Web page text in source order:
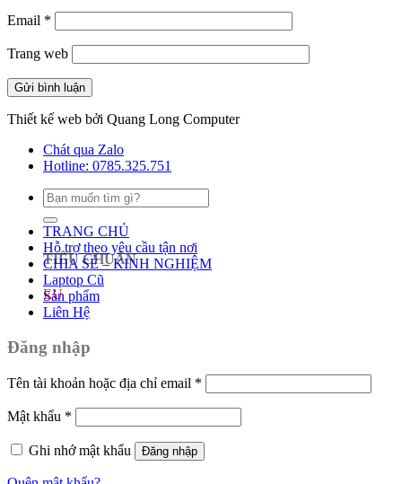
TIÊU CHUẨN
EU
Email *
Trang web
Thiết kế web bởi Quang Long Computer
Chát qua Zalo
Hotline: 0785.325.751
Tìm
kiếm:
TRANG CHỦ
Hỗ trợ theo yêu cầu tận nơi
CHIA SẺ – KINH NGHIỆM
Laptop Cũ
Sản phẩm
Liên Hệ
Đăng nhập
Tên tài khoản hoặc địa chỉ email *
Mật khẩu *
Ghi nhớ mật khẩu Đăng nhập